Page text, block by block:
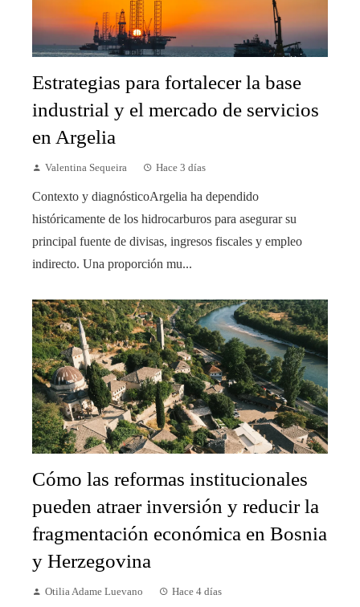
Estrategias para fortalecer la base
industrial y el mercado de servicios
en Argelia
Valentina Sequeira Hace 3 días
Contexto y diagnósticoArgelia ha dependido
históricamente de los hidrocarburos para asegurar su
principal fuente de divisas, ingresos fiscales y empleo
indirecto. Una proporción mu...
Cómo las reformas institucionales
pueden atraer inversión y reducir la
fragmentación económica en Bosnia
y Herzegovina
Otilia Adame Luevano Hace 4 días